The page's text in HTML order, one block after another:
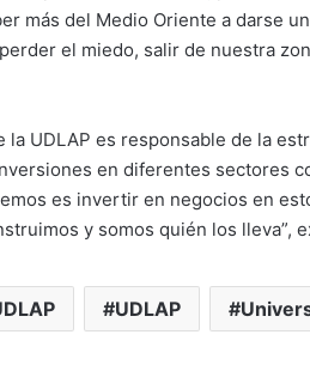
más del Medio Oriente a darse
el miedo, salir de nuestra
la UDLAP es responsable de la
en diferentes sectores
es invertir en negocios en
y somos quién los lleva”,
UDLAP